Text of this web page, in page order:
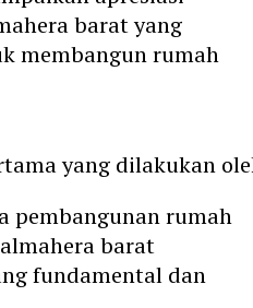
barat yang
membangun rumah
yang dilakukan
pembangunan rumah
barat
fundamental dan